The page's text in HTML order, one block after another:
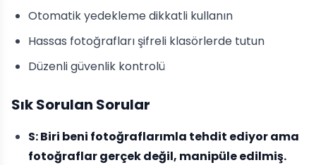
Otomatik yedekleme dikkatli kullanın
Hassas fotoğrafları şifreli klasörlerde tutun
Düzenli güvenlik kontrolü
Sık Sorulan Sorular
S: Biri beni fotoğraflarımla tehdit ediyor ama
fotoğraflar gerçek değil, manipüle edilmiş.